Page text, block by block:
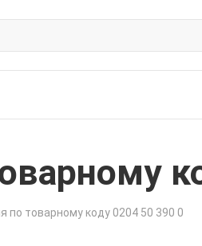
по товарному коду 0204 50 390 0